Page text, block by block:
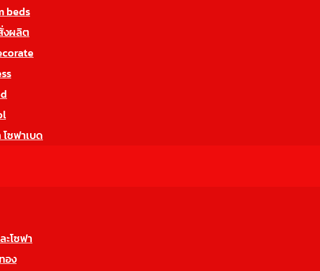
beds
งผลิต
ซฟาเบด
โซฟา
อง